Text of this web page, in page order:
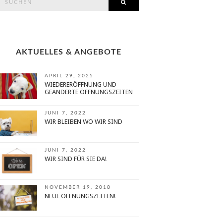
AKTUELLES & ANGEBOTE
APRIL 29, 2025
WIEDERERÖFFNUNG UND
GEÄNDERTE ÖFFNUNGSZEITEN
JUNI 7, 2022
WIR BLEIBEN WO WIR SIND
JUNI 7, 2022
WIR SIND FÜR SIE DA!
NOVEMBER 19, 2018
NEUE ÖFFNUNGSZEITEN!